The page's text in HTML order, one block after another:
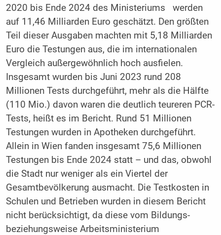
2020 bis Ende 2024 des Ministeriums werden
auf 11,46 Milliarden Euro geschätzt. Den größten
Teil dieser Ausgaben machten mit 5,18 Milliarden
Euro die Testungen aus, die im internationalen
Vergleich außergewöhnlich hoch ausfielen.
Insgesamt wurden bis Juni 2023 rund 208
Millionen Tests durchgeführt, mehr als die Hälfte
(110 Mio.) davon waren die deutlich teureren PCR-
Tests, heißt es im Bericht. Rund 51 Millionen
Testungen wurden in Apotheken durchgeführt.
Allein in Wien fanden insgesamt 75,6 Millionen
Testungen bis Ende 2024 statt – und das, obwohl
die Stadt nur weniger als ein Viertel der
Gesamtbevölkerung ausmacht. Die Testkosten in
Schulen und Betrieben wurden in diesem Bericht
nicht berücksichtigt, da diese vom Bildungs-
beziehungsweise Arbeitsministerium